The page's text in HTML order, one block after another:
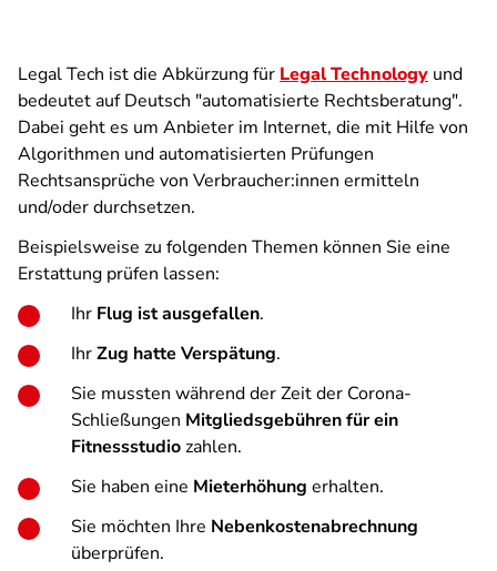
Legal Tech ist die Abkürzung für Legal Technology und
bedeutet auf Deutsch "automatisierte Rechtsberatung".
Dabei geht es um Anbieter im Internet, die mit Hilfe von
Algorithmen und automatisierten Prüfungen
Rechtsansprüche von Verbraucher:innen ermitteln
und/oder durchsetzen.
Beispielsweise zu folgenden Themen können Sie eine
Erstattung prüfen lassen:
Ihr Flug ist ausgefallen.
IhrZug hatte Verspätung.
Sie mussten während der Zeit der Corona-
Schließungen Mitgliedsgebühren für ein
Fitnessstudiozahlen.
Sie haben eine Mieterhöhung erhalten.
Sie möchten Ihre Nebenkostenabrechnung
überprüfen.